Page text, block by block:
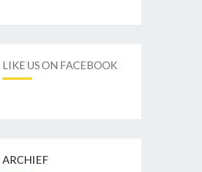
LIKE US ON FACEBOOK
ARCHIEF